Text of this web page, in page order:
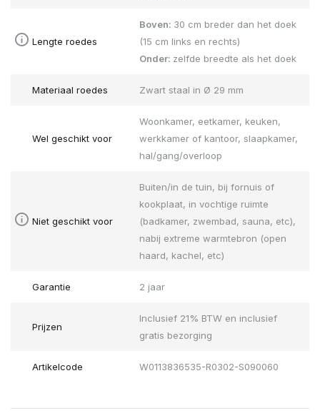
Lengte roedes
Boven: 30 cm breder dan het doek
(15 cm links en rechts)
Onder: zelfde breedte als het doek
Materiaal roedes Zwart staal in Ø 29 mm
Wel geschikt voor
Woonkamer, eetkamer, keuken,
werkkamer of kantoor, slaapkamer,
hal/gang/overloop
Niet geschikt voor
Buiten/in de tuin, bij fornuis of
kookplaat, in vochtige ruimte
(badkamer, zwembad, sauna, etc),
nabij extreme warmtebron (open
haard, kachel, etc)
Garantie 2 jaar
Prijzen
Inclusief 21% BTW en inclusief
gratis bezorging
Artikelcode W0113836535-R0302-S090060